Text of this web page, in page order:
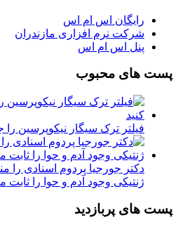
رایگان اس ام اس
شرکت نرم افزاری مازندران
پنل اس ام اس
پست های محبوب
فیلتر ترک سیگار نیکوپرسین را
دکتر جورجیا پردوم اسنادی را
ژنتیکی وجود آدم و حوا را ثابت
پست های پربازدید